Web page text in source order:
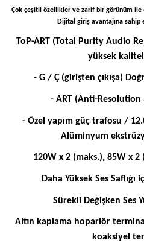
Çok çeşitli özellikler ve zarif bir görünüm
Dijital giriş avantajına
ToP-ART (Total Purity Audio
yüksek
- G / Ç (girişten çıkışa)
- ART (Anti-Resolution
- Özel yapım güç trafosu /
Alüminyum
120W x 2 (maks.), 85W x 2
Daha Yüksek Ses
Sürekli Değişken Ses
Altın kaplama hoparlör
koaksiyel